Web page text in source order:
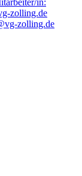
zolling.de